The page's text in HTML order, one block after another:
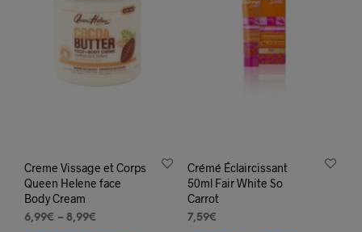
Creme Vissage et Corps
Queen Helene face
Body Cream
6,99€ – 8,99€
Crémé Éclaircissant
50ml Fair White So
Carrot
7,59€